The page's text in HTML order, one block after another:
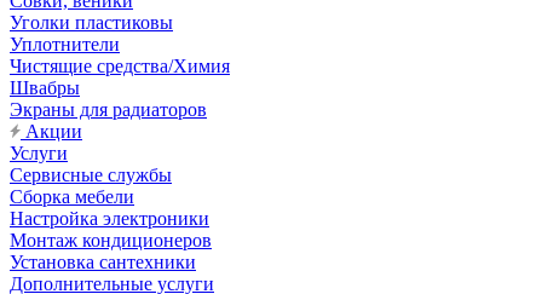
Уголки пластиковы
Уплотнители
Чистящие средства/Химия
Швабры
Экраны для радиаторов
Акции
Услуги
Сервисные службы
Сборка мебели
Настройка электроники
Монтаж кондиционеров
Установка сантехники
Дополнительные услуги